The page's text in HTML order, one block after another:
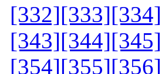
[332][333][334]
[343][344][345]
[354][355][356]